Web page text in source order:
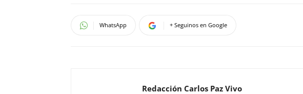
WhatsApp + Seguinos en Google
Redacción Carlos Paz Vivo